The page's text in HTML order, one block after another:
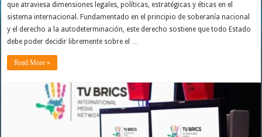
que atraviesa dimensiones legales, políticas, estratégicas y éticas en el
sistema internacional. Fundamentado en el principio de soberanía nacional
y el derecho a la autodeterminación, este derecho sostiene que todo Estado
debe poder decidir libremente sobre el …
Read More »